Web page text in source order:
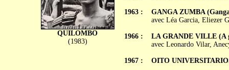
QUILOMBO
(1983)
1963 :
1966 :
1967 :
GANGA ZUMBA
avec Léa Garcia, Eliezer
LA GRANDE VILLE (A
avec Leonardo Vilar,
OITO